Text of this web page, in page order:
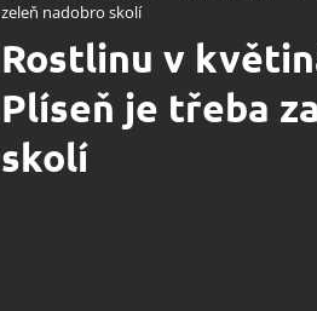
zeleň nadobro skolí
Rostlinu v
Plíseň je třeba
skolí